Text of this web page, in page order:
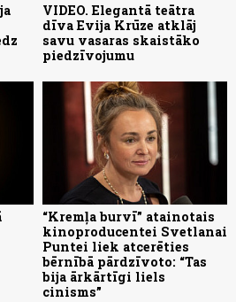
VIDEO. Elegantā teātra
dīva Evija Krūze atklāj
savu vasaras skaistāko
piedzīvojumu
“Kremļa burvī” atainotais
kinoproducentei Svetlanai
Puntei liek atcerēties
bērnībā pārdzīvoto: “Tas
bija ārkārtīgi liels
cinisms”